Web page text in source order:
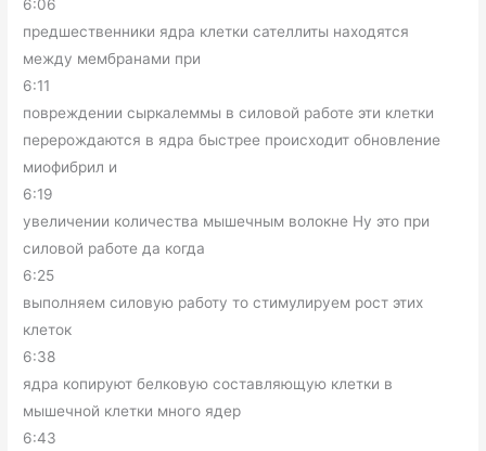
6:06
предшественники ядра клетки сателлиты находятся
между мембранами при
6:11
повреждении сыркалеммы в силовой работе эти клетки
перерождаются в ядра быстрее происходит обновление
миофибрил и
6:19
увеличении количества мышечным волокне Ну это при
силовой работе да когда
6:25
выполняем силовую работу то стимулируем рост этих
клеток
6:38
ядра копируют белковую составляющую клетки в
мышечной клетки много ядер
6:43